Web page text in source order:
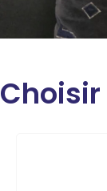
Choisir